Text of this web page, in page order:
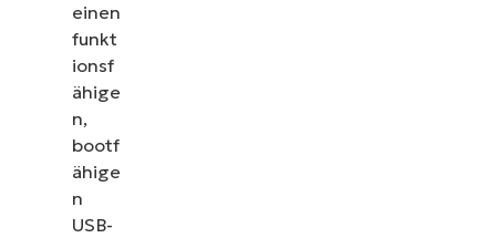
einen
funkt
ionsf
ähige
n,
bootf
ähige
n
USB-